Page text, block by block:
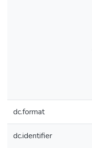
dc.format
dc.identifier